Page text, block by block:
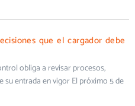
que el cargador debe
obliga a revisar procesos,
su entrada en vigor El próximo 5 de